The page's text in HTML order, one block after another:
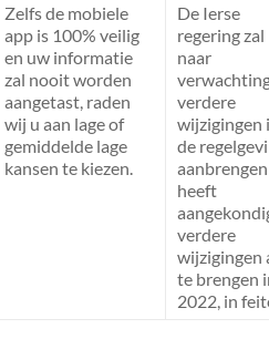
Zelfs de mobiele
app is 100% veilig
en uw informatie
zal nooit worden
aangetast, raden
wij u aan lage of
gemiddelde lage
kansen te kiezen.
De Ierse
regering zal
naar
verdere
wijzigingen
de
heeft
verdere
wijzigingen
te brengen
2022, in